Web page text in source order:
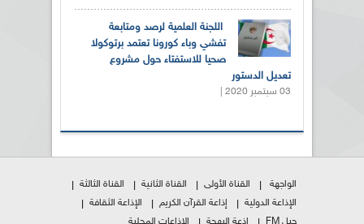
اللجنة العلمية لرصد ومتابعة
تفشي وباء كورونا تعتمد برتوكولا
صحيا للاستفتاء حول مشروع
تعديل الدستور
03 سبتمبر 2020 |
الواجهة القناة الأولى القناة الثانية
القناة الثالثة
الإذاعة الدولية
إذاعة القرآن الكريم
الإذاعة الثقافة